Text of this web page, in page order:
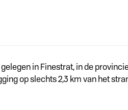
in Finestrat, in de
op slechts 2,3 km van het